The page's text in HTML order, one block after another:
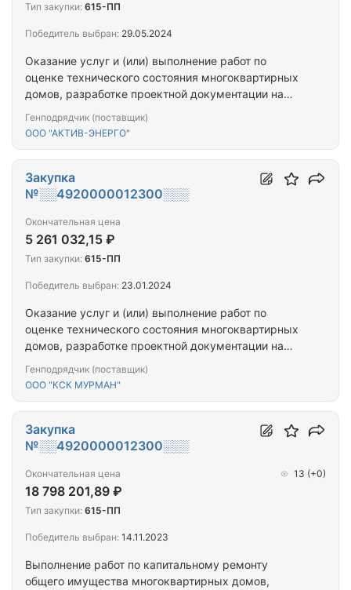
Оказание услуг и (или) выполнение работ по
оценке технического состояния многоквартирных
домов, разработке проектной документации на
имущества многоквартирных домов,
многоквартирных домов (ПРОЕКТ+СМР) (ст.
Печенга (19км), д. 1 д.3)
Генподрядчик (поставщик)
ООО "АКТИВ-ЭНЕРГО"
Тип закупки: 615-ПП
Победитель выбран: 29.05.2024
Оказание услуг и (или) выполнение работ по
оценке технического состояния многоквартирных
домов, разработке проектной документации на
имущества многоквартирных домов,
многоквартирных домов (ПРОЕКТ+СМР) (Кольский
район)
Генподрядчик (поставщик)
ООО "КСК МУРМАН"
Закупка
№░░4920000012300░░░
Окончательная цена
5 261 032,15 ₽
Тип закупки: 615-ПП
Победитель выбран: 23.01.2024
Выполнение работ по капитальному ремонту
общего имущества многоквартирных домов,
Закупка
№░░4920000012300░░░
Окончательная цена
18 798 201,89 ₽
13 (+0)
Тип закупки: 615-ПП
Победитель выбран: 14.11.2023